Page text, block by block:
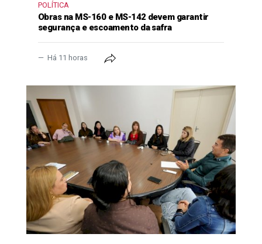
POLÍTICA
Obras na MS-160 e MS-142 devem garantir
segurança e escoamento da safra
Há 11 horas